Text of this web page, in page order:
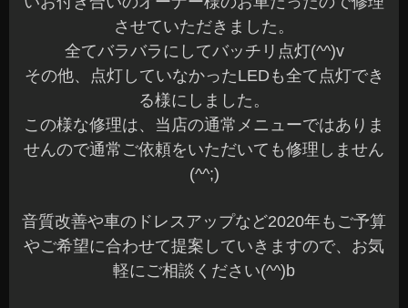
させていただきました。
全てバラバラにしてバッチリ点灯(^^)v
その他、点灯していなかったLEDも全て点灯でき
る様にしました。
この様な修理は、当店の通常メニューではありま
せんので通常ご依頼をいただいても修理しません
(^^;)
音質改善や車のドレスアップなど2020年もご予算
やご希望に合わせて提案していきますので、お気
軽にご相談ください(^^)b